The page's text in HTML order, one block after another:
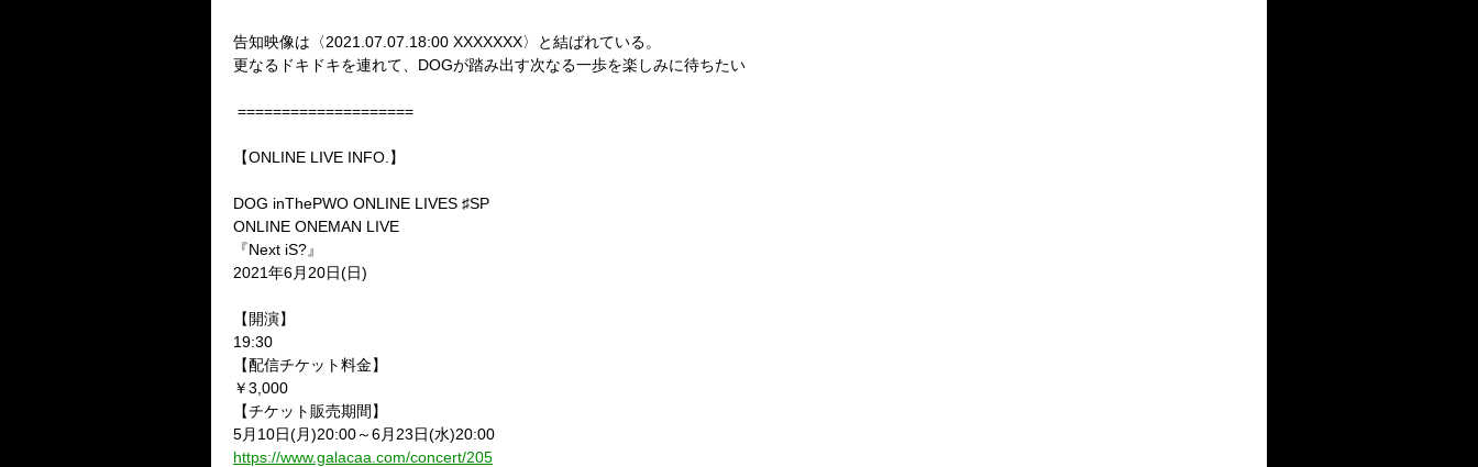
告知映像は〈2021.07.07.18:00 XXXXXXX〉と結ばれている。
更なるドキドキを連れて、 DOGが踏み出す次なる一歩を楽しみに待ちたい
====================
【ONLINE LIVE INFO. 】
DOG inThePWO ONLINE LIVES ♯SP
ONLINE ONEMAN LIVE
『Next iS?』
2021年6月 20日(日)
【開演】
19:30
【配信チケット料金】
￥3,000
【チケット販売期間】
5月 10日(月)20:00～6月 23日(水)20:00
https://www.galacaa.com/concert/205